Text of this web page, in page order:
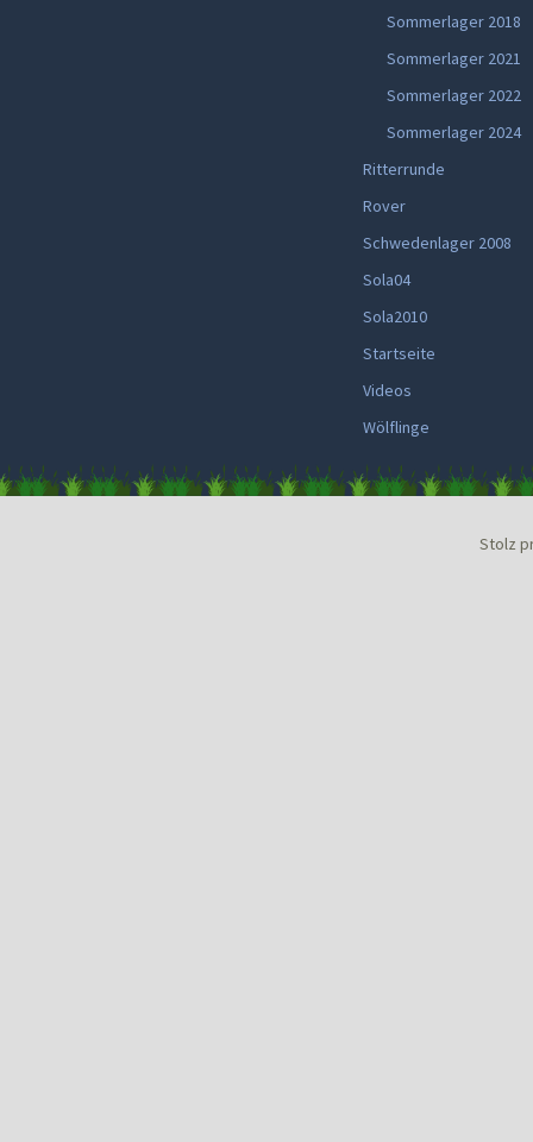
Sommerlager 2018
Sommerlager 2021
Sommerlager 2022
Sommerlager 2024
Ritterrunde
Rover
Schwedenlager 2008
Sola04
Sola2010
Startseite
Videos
Wölflinge
Stolz